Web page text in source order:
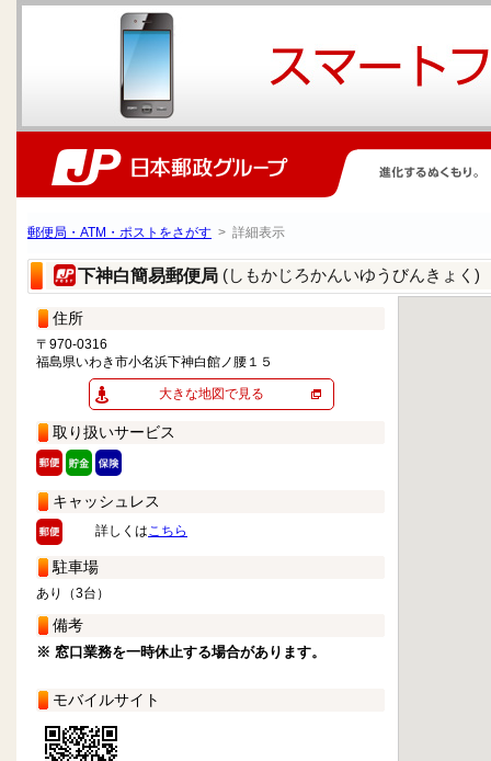
郵便局・ATM・ポストをさがす > 詳細表示
下神白簡易郵便局 (しもかじろかんいゆうびんきょく)
住所
〒970-0316
福島県いわき市小名浜下神白館ノ腰１５
大きな地図で見る
取り扱いサービス
キャッシュレス
詳しくはこちら
駐車場
あり（3台）
備考
※ 窓口業務を一時休止する場合があります。
モバイルサイト